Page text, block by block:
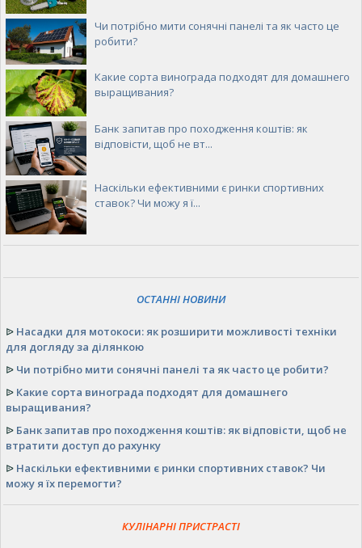
Чи потрібно мити сонячні панелі та як часто це
робити?
Какие сорта винограда подходят для домашнего
выращивания?
Банк запитав про походження коштів: як
відповісти, щоб не вт...
Наскільки ефективними є ринки спортивних
ставок? Чи можу я ї...
ОСТАННІ НОВИНИ
ᐉ Насадки для мотокоси: як розширити можливості техніки
для догляду за ділянкою
ᐉ Чи потрібно мити сонячні панелі та як часто це робити?
ᐉ Какие сорта винограда подходят для домашнего
выращивания?
ᐉ Банк запитав про походження коштів: як відповісти, щоб не
втратити доступ до рахунку
ᐉ Наскільки ефективними є ринки спортивних ставок? Чи
можу я їх перемогти?
КУЛІНАРНІ ПРИСТРАСТІ